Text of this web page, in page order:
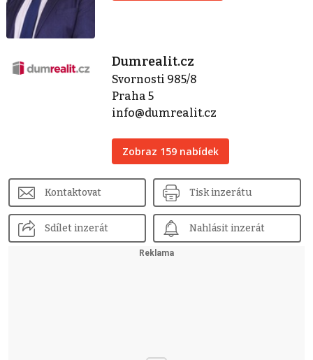
Dumrealit.cz
Svornosti 985/8
Praha 5
info@dumrealit.cz
Zobraz 159 nabídek
Kontaktovat Tisk inzerátu
Sdílet inzerát Nahlásit inzerát